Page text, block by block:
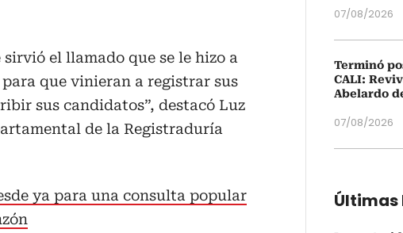
el llamado que se le hizo a
que vinieran a registrar sus
sus candidatos”, destacó Luz
de la Registraduría
ya para una consulta popular
07/08/2026
Terminó
CALI:
Abelardo
07/08/2026